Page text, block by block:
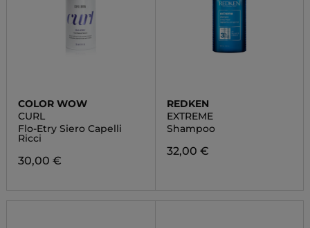
COLOR WOW
CURL
Flo-Etry Siero Capelli
Ricci
30,00 €
REDKEN
EXTREME
Shampoo
32,00 €